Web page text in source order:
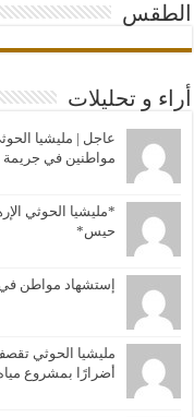
الطقس
أراء و تحليلات
عاجل | مليشيا
مواطنين في جريمة
*مليشيا الحوثي
حيس*
إستشهاد مواطن
مليشيا الحوثي
أضرارًا بمشروع